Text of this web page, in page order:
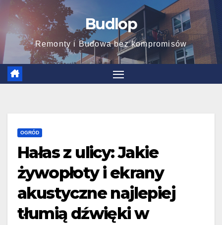
content
Budlop
Remonty i Budowa bez kompromisów
OGRÓD
Hałas z ulicy: Jakie
żywopłoty i ekrany
akustyczne najlepiej
tłumią dźwięki w